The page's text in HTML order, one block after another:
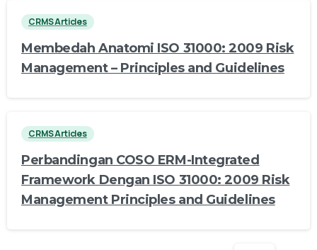
CRMS Articles
Membedah Anatomi ISO 31000: 2009 Risk
Management – Principles and Guidelines
CRMS Articles
Perbandingan COSO ERM-Integrated
Framework Dengan ISO 31000: 2009 Risk
Management Principles and Guidelines